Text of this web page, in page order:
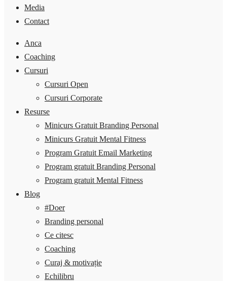
Media
Contact
Anca
Coaching
Cursuri
Cursuri Open
Cursuri Corporate
Resurse
Minicurs Gratuit Branding Personal
Minicurs Gratuit Mental Fitness
Program Gratuit Email Marketing
Program gratuit Branding Personal
Program gratuit Mental Fitness
Blog
#Doer
Branding personal
Ce citesc
Coaching
Curaj & motivație
Echilibru